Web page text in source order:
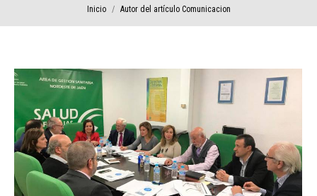
Estás aquí:
Inicio Autor del artículo Comunicacion